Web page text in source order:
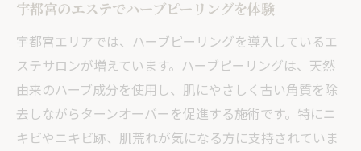
宇都宮のエステでハーブピーリングを体験
宇都宮エリアでは、ハーブピーリングを導入しているエ
ステサロンが増えています。ハーブピーリングは、天然
由来のハーブ成分を使用し、肌にやさしく古い角質を除
去しながらターンオーバーを促進する施術です。特にニ
キビやニキビ跡、肌荒れが気になる方に支持されていま